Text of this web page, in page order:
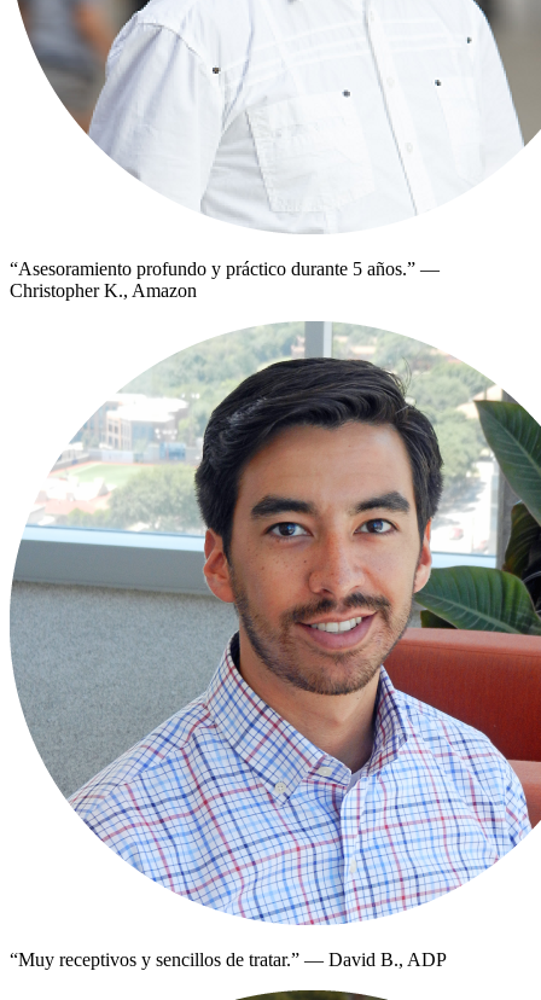
“Asesoramiento profundo y práctico durante 5 años.” —
Christopher K., Amazon
“Muy receptivos y sencillos de tratar.” — David B., ADP